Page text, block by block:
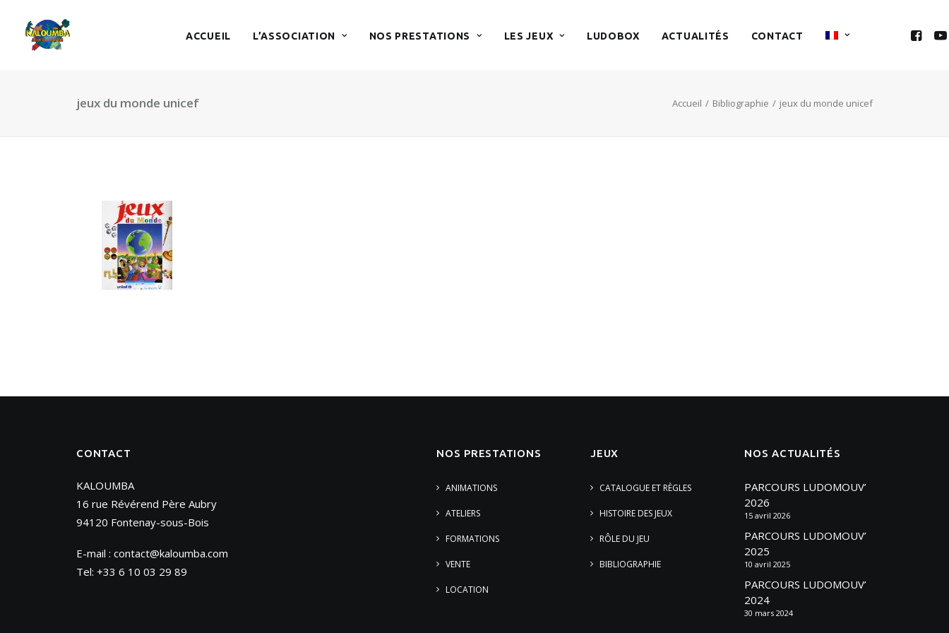
ACCUEIL L’ASSOCIATION NOS PRESTATIONS LES JEUX LUDOBOX ACTUALITÉS CONTACT
jeux du monde unicef Accueil Bibliographie jeux du monde unicef
CONTACT
KALOUMBA
16 rue Révérend Père Aubry
94120 Fontenay-sous-Bois
E-mail : contact@kaloumba.com
Tel: +33 6 10 03 29 89
NOS PRESTATIONS
ANIMATIONS
ATELIERS
FORMATIONS
VENTE
LOCATION
JEUX
CATALOGUE ET RÈGLES
HISTOIRE DES JEUX
RÔLE DU JEU
BIBLIOGRAPHIE
NOS ACTUALITÉS
PARCOURS LUDOMOUV’
2026
15 avril 2026
PARCOURS LUDOMOUV’
2025
10 avril 2025
PARCOURS LUDOMOUV’
2024
30 mars 2024